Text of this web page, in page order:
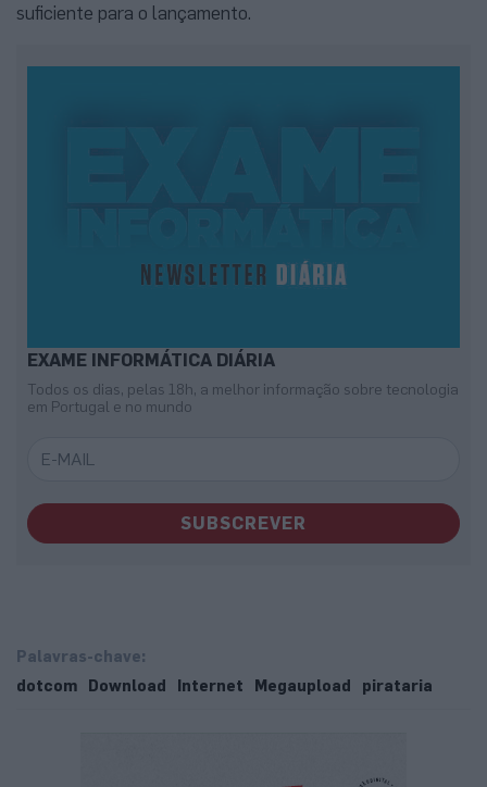
suficiente para o lançamento.
EXAME INFORMÁTICA DIÁRIA
Todos os dias, pelas 18h, a melhor informação sobre tecnologia
em Portugal e no mundo
SUBSCREVER
Palavras-chave:
dotcom
Download Internet Megaupload pirataria